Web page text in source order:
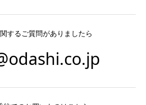
するご質問がありましたら